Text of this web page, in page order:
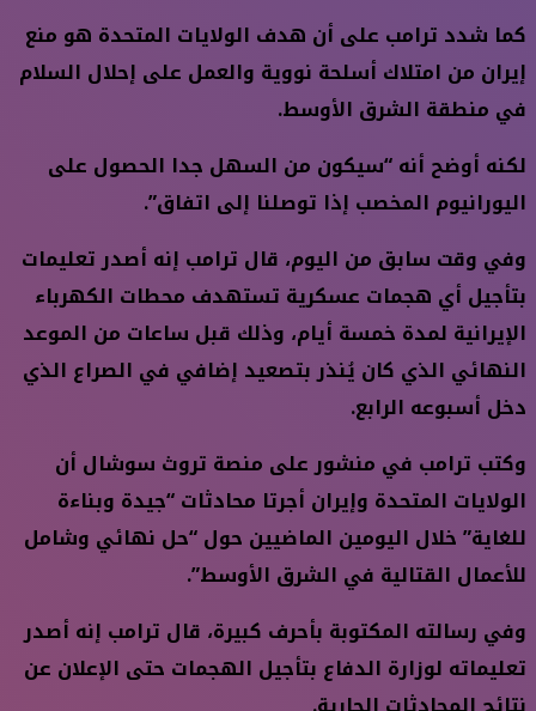
كما شدد ترامب على أن هدف الولايات المتحدة هو منع
إيران من امتلاك أسلحة نووية والعمل على إحلال السلام
في منطقة الشرق الأوسط.
لكنه أوضح أنه “سيكون من السهل جدا الحصول على
اليورانيوم المخصب إذا توصلنا إلى اتفاق”.
وفي وقت سابق من اليوم، قال ترامب إنه أصدر تعليمات
بتأجيل أي هجمات عسكرية تستهدف محطات الكهرباء
الإيرانية لمدة خمسة أيام، وذلك قبل ساعات من الموعد
النهائي الذي كان يُنذر بتصعيد إضافي في الصراع الذي
دخل أسبوعه الرابع.
وكتب ترامب في منشور على منصة تروث سوشال أن
الولايات المتحدة وإيران أجرتا محادثات “جيدة وبناءة
للغاية” خلال اليومين الماضيين حول “حل نهائي وشامل
للأعمال القتالية في الشرق الأوسط”.
وفي رسالته المكتوبة بأحرف كبيرة، قال ترامب إنه أصدر
تعليماته لوزارة الدفاع بتأجيل الهجمات حتى الإعلان عن